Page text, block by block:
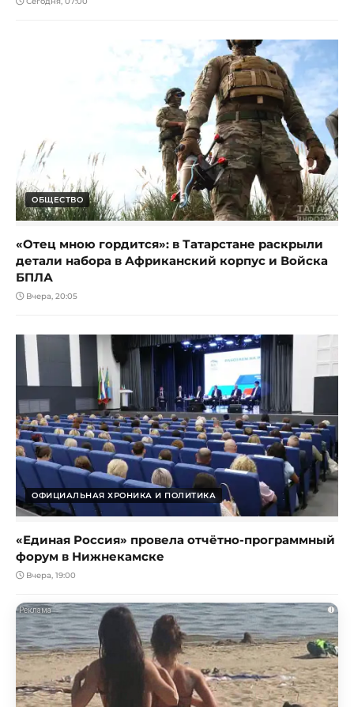
ОБЩЕСТВО
«Отец мною гордится»: в Татарстане раскрыли
детали набора в Африканский корпус и Войска
БПЛА
Вчера, 20:05
ОФИЦИАЛЬНАЯ ХРОНИКА И ПОЛИТИКА
«Единая Россия» провела отчётно-программный
форум в Нижнекамске
Вчера, 19:00
i